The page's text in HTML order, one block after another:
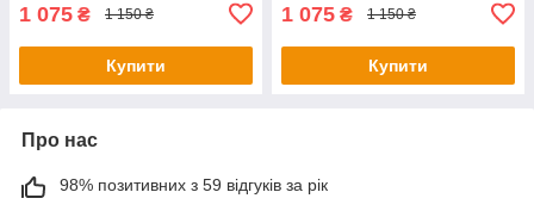
1 075 ₴ 1 150 ₴
Купити
1 075 ₴ 1 150 ₴
Купити
Про нас
98% позитивних з 59 відгуків за рік